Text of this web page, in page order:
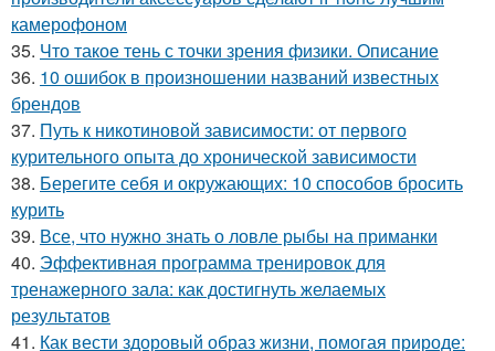
камерофоном
35. Что такое тень с точки зрения физики. Описание
36. 10 ошибок в произношении названий известных
брендов
37. Путь к никотиновой зависимости: от первого
курительного опыта до хронической зависимости
38. Берегите себя и окружающих: 10 способов бросить
курить
39. Все, что нужно знать о ловле рыбы на приманки
40. Эффективная программа тренировок для
тренажерного зала: как достигнуть желаемых
результатов
41. Как вести здоровый образ жизни, помогая природе: